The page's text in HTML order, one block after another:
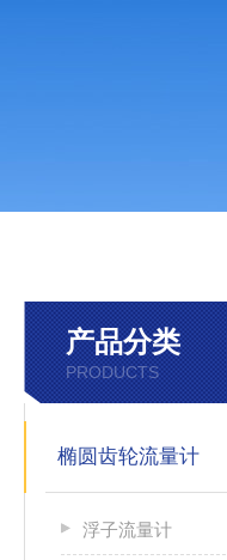
产品分类
PRODUCTS
椭圆齿轮流量计
浮子流量计